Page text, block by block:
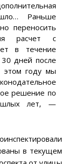
Раньше
переносить
расчет с
в течение
дней после
этом году мы
решение по
лет, —
в текущем